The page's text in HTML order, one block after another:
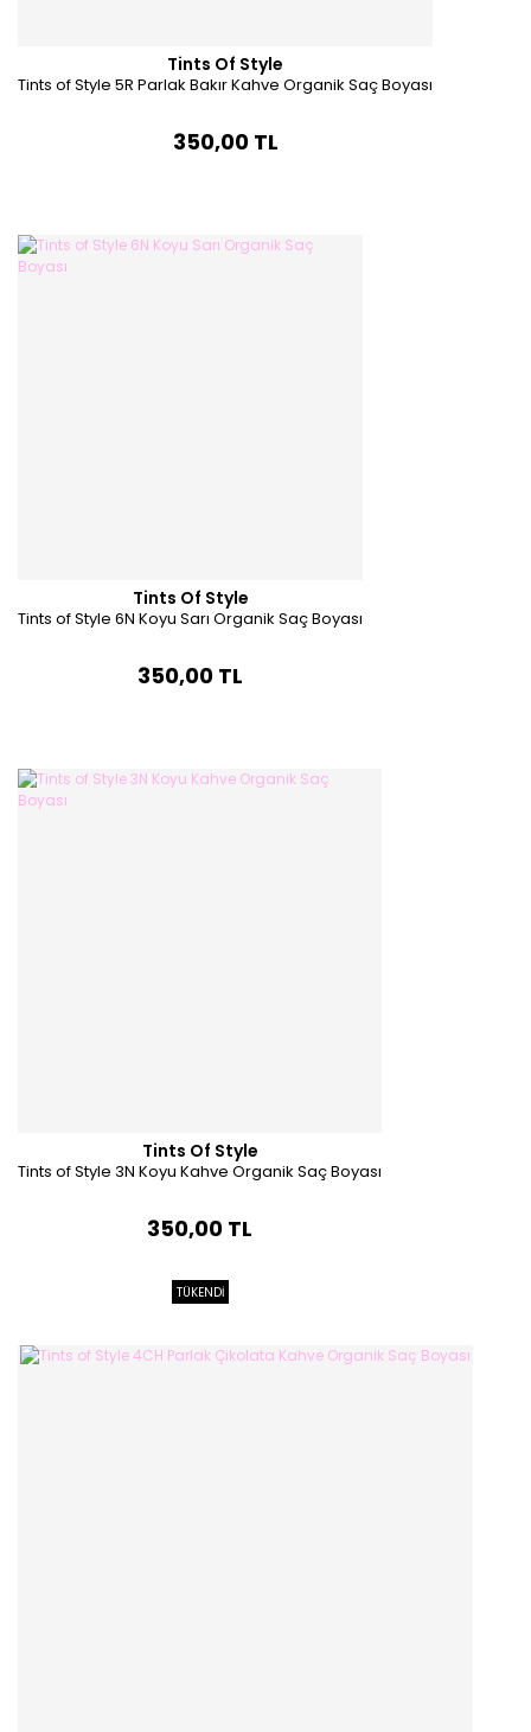
Tints Of Style
Tints of Style 5R Parlak Bakır Kahve Organik Saç Boyası
350,00 TL
Tints Of Style
Tints of Style 6N Koyu Sarı Organik Saç Boyası
350,00 TL
Tints Of Style
Tints of Style 3N Koyu Kahve Organik Saç Boyası
350,00 TL
TÜKENDİ